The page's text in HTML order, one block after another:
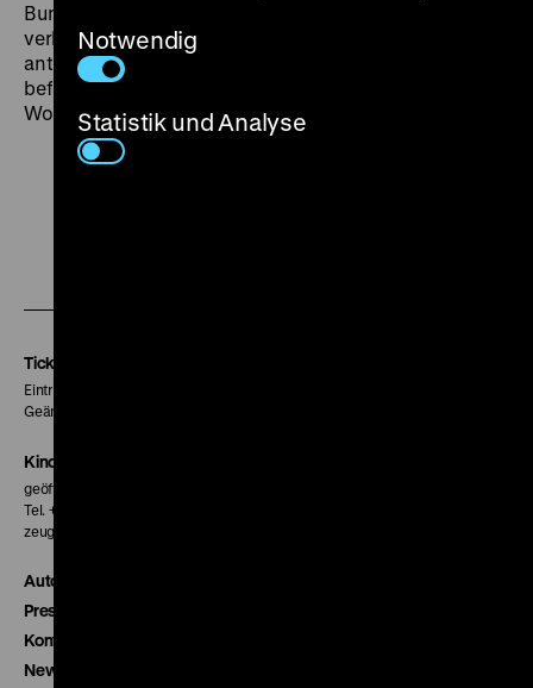
Bundesrepublik. Weil der Film den Nationalsozialismus
verherrlichte? Oder weil man eine Stärkung
antimilitaristischer Haltungen unter Jugendlichen
befürchtete? (ra) MI 28.01. um 20 Uhr · Einführung:
Wolfgang Jacobsen
Tickets
Eintritt 5 €
Geänderte Preise sind im Programm vermerkt.
Kinokasse
geöffnet 30 Minuten vor Beginn der ersten Vorstellung
Tel. + 49 30 20304-770
zeughauskino@dhm.de
Autor*innen
Presse
Kontakt
Newsletter
Notwendig
Statistik und Analyse